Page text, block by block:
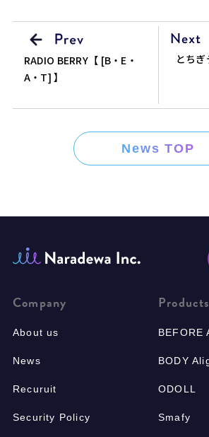
RADIO BERRY【 [B・E・
A・T] 】
とち
News TOP
Company
About us
News
Recuruit
Security Policy
Products
BEFORE
BODY
ODOLL
Smafy